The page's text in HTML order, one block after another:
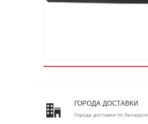
ГОРОДА ДОСТАВКИ
Города доставки по беларуси